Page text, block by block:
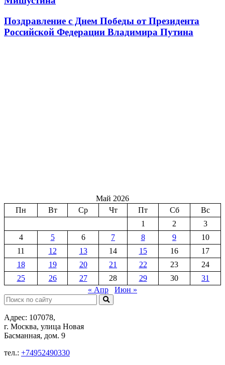
Поздравление с Днем Победы от Президента
Российской Федерации Владимира Путина
Май 2026
Пн
Вт Ср Чт Пт Сб
Вс
1
2
3
4
5 6 7 8 9
10
11
12 13 14 15 16
17
18
19 20 21 22 23
24
25
26 27 28 29 30
31
« Апр
Июн »
Поиск:
Адрес: 107078,
г. Москва, улица Новая
Басманная, дом. 9
тел.: +74952490330